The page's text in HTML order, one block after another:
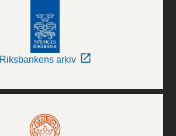
Riksbankens arkiv